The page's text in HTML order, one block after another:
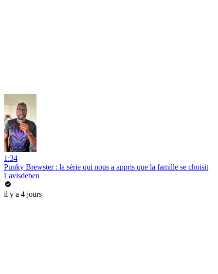
1:34
Punky Brewster : la série qui nous a appris que la famille se choisit
Lavisdeben
il y a 4 jours